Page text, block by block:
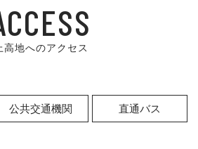
高地へのアクセス
公共交通機関 直通バス